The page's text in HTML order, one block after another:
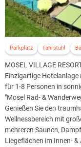
Parkplatz Fahrstuhl
MOSEL VILLAGE
Einzigartige
für 1-8 Personen in
"Mosel Rad- &
Genießen Sie den
Wellnessbereich mit
mehreren Saunen,
Liegeflächen im Innen-